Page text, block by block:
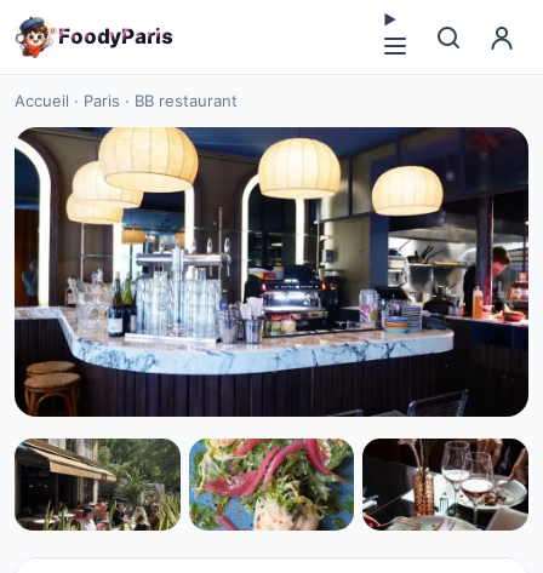
FoodyParis
Accueil · Paris · BB restaurant
TERRASSES
BB restaurant à Paris